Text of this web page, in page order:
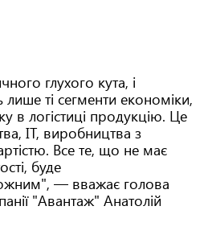
глухого кута, і
ті сегменти економіки,
в логістиці продукцію. Це
IT, виробництва з
Все те, що не має
буде
— вважає голова
"Авантаж" Анатолій